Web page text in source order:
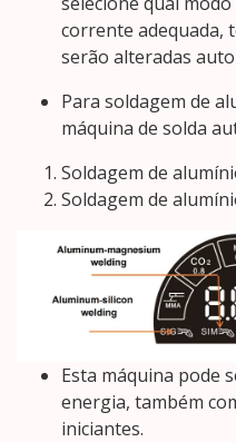
corrente adequada,
serão alteradas
Para soldagem de
máquina de solda
Soldagem de
Soldagem de
Esta máquina pode
energia, também
iniciantes.